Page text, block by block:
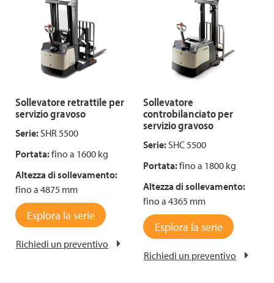
Sollevatore retrattile per
servizio gravoso
Serie:SHR 5500
Portata:fino a 1600 kg
Altezza di sollevamento:
fino a 4875 mm
Esplora la serie
Richiedi un preventivo
Sollevatore
controbilanciato per
servizio gravoso
Serie:SHC 5500
Portata:fino a 1800 kg
Altezza di sollevamento:
fino a 4365 mm
Esplora la serie
Richiedi un preventivo